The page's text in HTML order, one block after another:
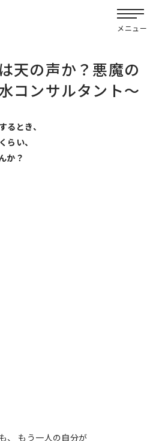
メニュー
のブログ
天の声か？悪魔の
コンサルタント～
るとき、
らい、
か？
、 もう一人の自分が